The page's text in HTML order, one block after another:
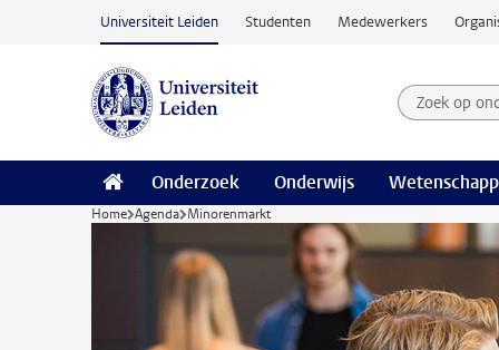
Ga naar hoofdinhoud
Universiteit Leiden Studenten Medewerkers
Zoek op
Zoekterm
Onderzoek Onderwijs
Home Agenda Minorenmarkt